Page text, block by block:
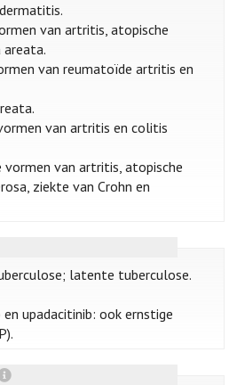
van artritis, atopische
van reumatoïde artritis en
van artritis en colitis
vormen van artritis, atopische
ziekte van Crohn en
latente tuberculose.
upadacitinib: ook ernstige